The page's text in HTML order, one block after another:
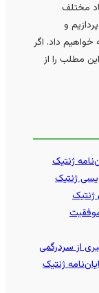
و
داد. اگر
را از
سردرگمی
ژنتیک